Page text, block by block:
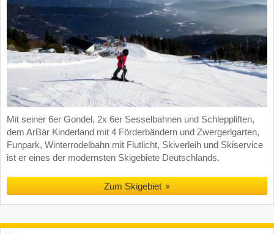
Mit seiner 6er Gondel, 2x 6er Sesselbahnen und Schleppliften,
dem ArBär Kinderland mit 4 Förderbändern und Zwergerlgarten,
Funpark, Winterrodelbahn mit Flutlicht, Skiverleih und Skiservice
ist er eines der modernsten Skigebiete Deutschlands.
Zum Skigebiet